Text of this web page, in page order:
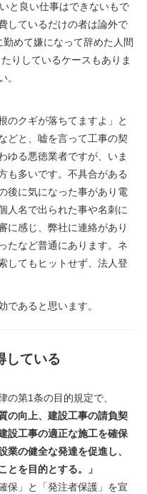
と良い仕事はできないもで
しているだけの者は論外で
めて嫌になって辞めた人間
りしているケースもありま
。
のクギが落ちてますよ」と
どと、嘘を言って工事の契
ゆる悪徳業者ですが、いま
も多いです。不具合がある
後に気になった事があり電
人名で出られた事や名刺に
に感じ、弊社に連絡があり
たなど普通にあります。ネ
してもヒットせず、法人登
であると思います。
している
の第1条の目的規定で、
の向上、建設工事の請負契
設工事の適正な施工を確保
業の健全な発達を促進し、
とを目的とする。」
保」と「発注者保護」を宣